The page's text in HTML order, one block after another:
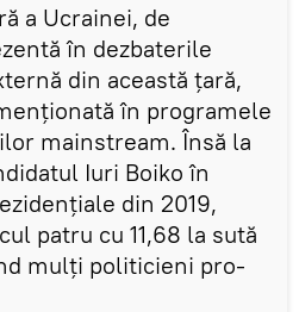
a Ucrainei, de
în dezbaterile
din această țară,
în programele
mainstream. Însă la
Iuri Boiko în
din 2019,
patru cu 11,68 la sută
mulți politicieni pro-